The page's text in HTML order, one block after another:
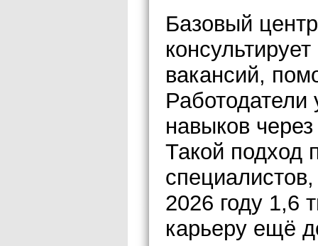
Базовый
вакансий,
Работодатели
навыков
Такой подход
2026 году 1,6
карьеру ещё